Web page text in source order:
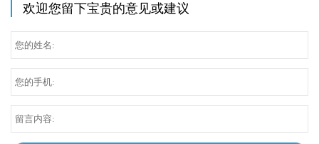
欢迎您留下宝贵的意见或建议